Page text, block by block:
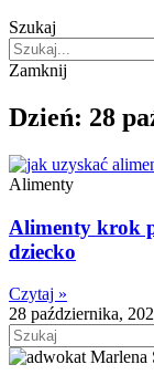
Szukaj
Zamknij
Dzień: 28
Alimenty
Alimenty krok
dziecko
Czytaj »
28 października,